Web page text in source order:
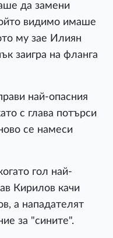
да замени
видимо имаше
му зае Илиян
заигра на фланга
най-опасния
с глава потърси
се намеси
гол най-
Кирилов качи
а нападателят
за "сините".